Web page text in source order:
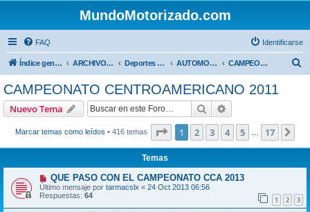
MundoMotorizado.com
FAQ Identificarse
Índice general ARCHIVO HASTA 2018 Deportes Internacionales AUTOMOVILISMO DE CENTROAMERICA CAMPEONATO CENTROAMERICANO 2011
CAMPEONATO CENTROAMERICANO 2011
Nuevo Tema Buscar
Marcar temas como leídos • 416 temas Página de 17
1 2 3 4 5 17
Temas
QUE PASO CON EL CAMPEONATO CCA 2013
Último mensaje por tarmacslx « 24 Oct 2013 06:56
Respuestas: 64 1 2 3